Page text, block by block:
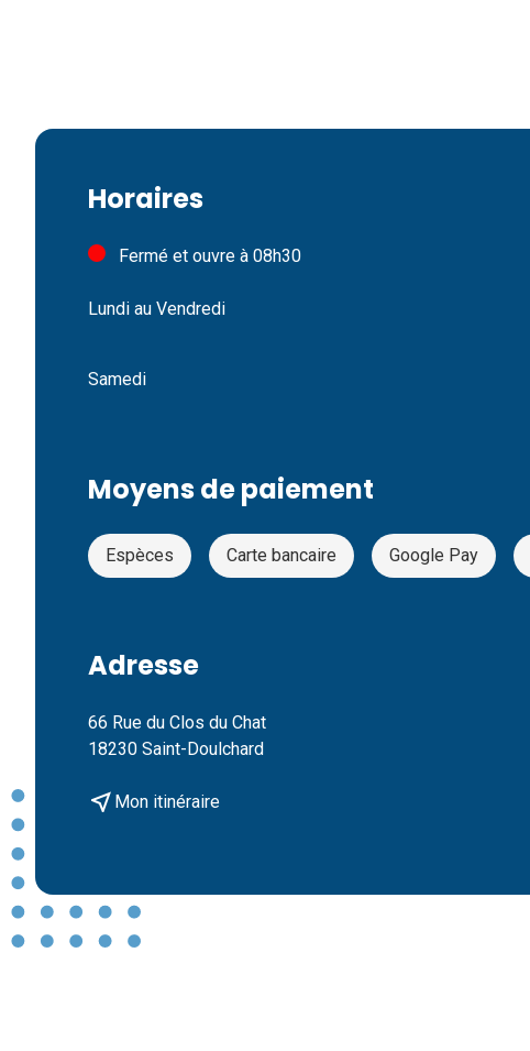
Horaires
Fermé et ouvre à 08h30
Lundi au Vendredi
Samedi
Moyens de paiement
Espèces Carte bancaire Google Pay
Adresse
66 Rue du Clos du Chat
18230 Saint-Doulchard
near_me Mon itinéraire